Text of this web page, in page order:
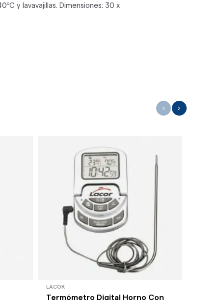
y lavavajillas. Dimensiones: 30 x
LACOR
Termómetro Digital Horno Con
‹ ›